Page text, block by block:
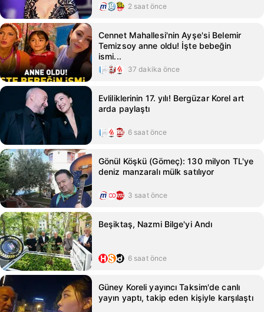
2 saat önce
Cennet Mahallesi'nin Ayşe'si Belemir
Temizsoy anne oldu! İşte bebeğin
ismi...
37 dakika önce
Evliliklerinin 17. yılı! Bergüzar Korel art
arda paylaştı
6 saat önce
Gönül Köşkü (Gömeç): 130 milyon TL'ye
deniz manzaralı mülk satılıyor
3 saat önce
Beşiktaş, Nazmi Bilge'yi Andı
6 saat önce
Güney Koreli yayıncı Taksim'de canlı
yayın yaptı, takip eden kişiyle karşılaştı